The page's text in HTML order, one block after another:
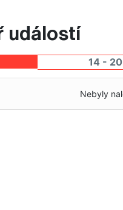
událostí
14 -
Nebyly